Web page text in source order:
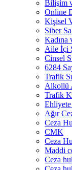
Bilişim
Online
Kişisel
Siber
Kadına
Aile İçi
Cinsel
6284
Trafik
Alkollü
Trafik
Ağır
Ceza
CMK
Ceza
Maddi
Ceza